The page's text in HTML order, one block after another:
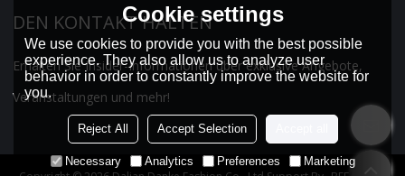
DEN KONTAKT HALTEN
Erhalten Sie Insider-Informationen über exklusive Angebote,
Veranstaltungen und mehr!
Cookie settings
We use cookies to provide you with the best possible
experience. They also allow us to analyze user
behavior in order to constantly improve the website for
you.
Reject All Accept Selection
Necessary Analytics Preferences Marketing